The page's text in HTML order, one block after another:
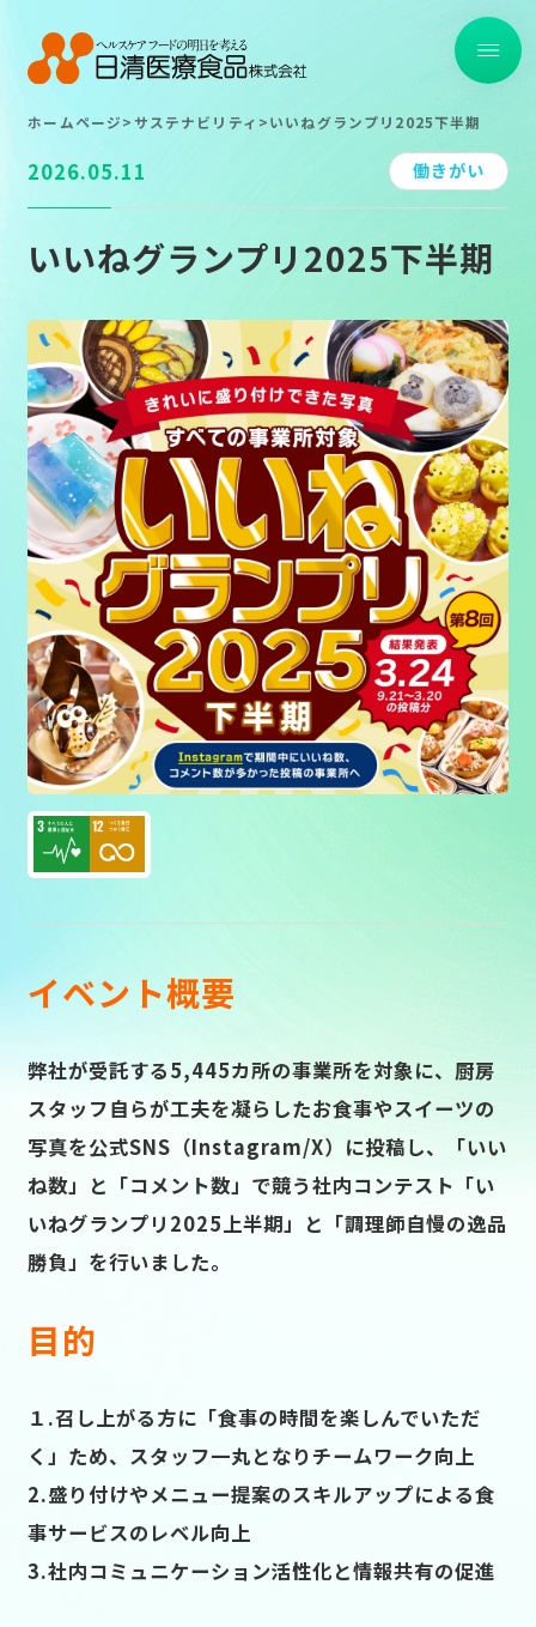
トップ
取り組み事例一覧
TOP
TOP
About
About
Strong Point
Strong Point
Service
Service
Concept
Concept
Voice
Voice
Information
Information
Recruit
Recruit
Sustainability
Sustainability
Movie library
Movie library
Privacy
Privacy
ホームページ>サステナビリティ >いいねグランプリ2025下半期
2026.05.11 働きがい
いいねグランプリ2025下半期
イベント概要
弊社が受託する5,445カ所の事業所を対象に、厨房
スタッフ自らが工夫を凝らしたお食事やスイーツの
写真を公式SNS（Instagram/X）に投稿し、「いい
ね数」と「コメント数」で競う社内コンテスト「い
いねグランプリ2025上半期」と「調理師自慢の逸品
勝負」を行いました。
目的
１.召し上がる方に「食事の時間を楽しんでいただ
く」ため、スタッフ一丸となりチームワーク向上
2.盛り付けやメニュー提案のスキルアップによる食
事サービスのレベル向上
3.社内コミュニケーション活性化と情報共有の促進